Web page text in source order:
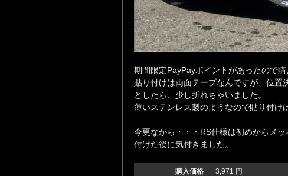
期間限定PayPayポイントがあったので購
貼り付けは両面テープなんですが、位置
としたら、少し折れちゃいました。
薄いステンレス製のようなので貼り付け
今更ながら・・・RS仕様は初めからメ
付けた後に気付きました。
購入価格 3,971 円